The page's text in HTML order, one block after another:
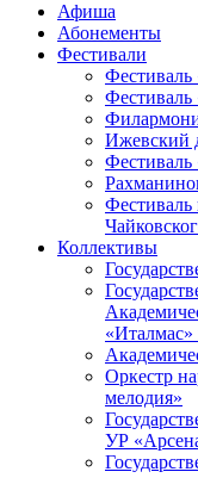
Афиша
Абонементы
Фестивали
Фестиваль
Ижевский
Коллективы
Оркестр
мелодия»
УР